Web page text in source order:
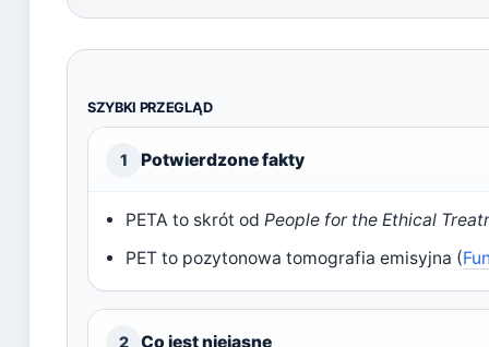
SZYBKI PRZEGLĄD
1 Potwierdzone fakty
PETA to skrót odPeople for the Ethical
PET to pozytonowa tomografia emisyjna (
2 Co jest niejasne